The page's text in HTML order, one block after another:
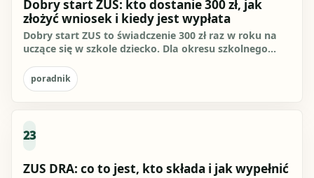
Dobry start ZUS: kto dostanie 300 zł, jak
złożyć wniosek i kiedy jest wypłata
Dobry start ZUS to świadczenie 300 zł raz w roku na
uczące się w szkole dziecko. Dla okresu szkolnego
poradnik
23
ZUS DRA: co to jest, kto składa i jak wypełnić